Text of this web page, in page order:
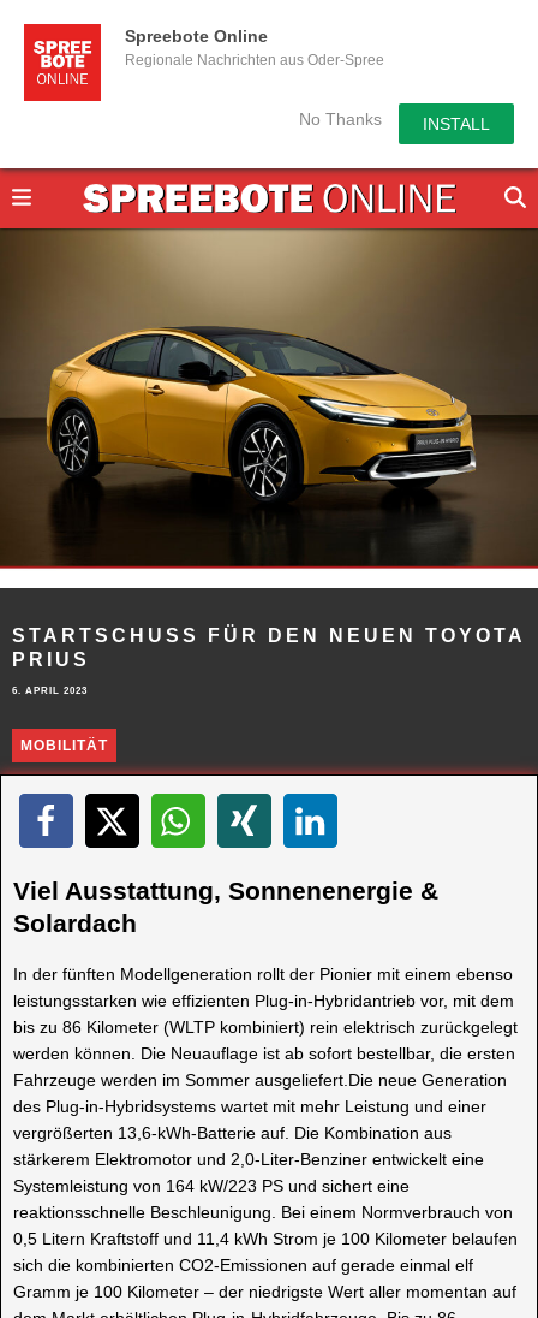
Spreebote Online
Regionale Nachrichten aus Oder-Spree
No Thanks INSTALL
STARTSCHUSS FÜR DEN NEUEN TOYOTA
PRIUS
6. APRIL 2023
MOBILITÄT
Viel Ausstattung, Sonnenenergie &
Solardach
In der fünften Modellgeneration rollt der Pionier mit einem ebenso
leistungsstarken wie effizienten Plug-in-Hybridantrieb vor, mit dem
bis zu 86 Kilometer (WLTP kombiniert) rein elektrisch zurückgelegt
werden können. Die Neuauflage ist ab sofort bestellbar, die ersten
Fahrzeuge werden im Sommer ausgeliefert.Die neue Generation
des Plug-in-Hybridsystems wartet mit mehr Leistung und einer
vergrößerten 13,6-kWh-Batterie auf. Die Kombination aus
stärkerem Elektromotor und 2,0-Liter-Benziner entwickelt eine
Systemleistung von 164 kW/223 PS und sichert eine
reaktionsschnelle Beschleunigung. Bei einem Normverbrauch von
0,5 Litern Kraftstoff und 11,4 kWh Strom je 100 Kilometer belaufen
sich die kombinierten CO2-Emissionen auf gerade einmal elf
Gramm je 100 Kilometer – der niedrigste Wert aller momentan auf